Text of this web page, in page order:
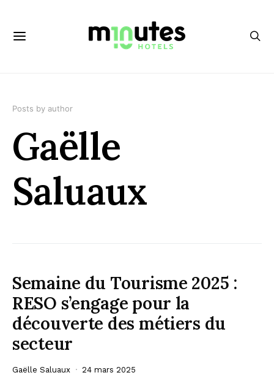
Posts by author
Gaëlle
Saluaux
Semaine du Tourisme 2025 :
RESO s’engage pour la
découverte des métiers du
secteur
Gaëlle Saluaux 24 mars 2025